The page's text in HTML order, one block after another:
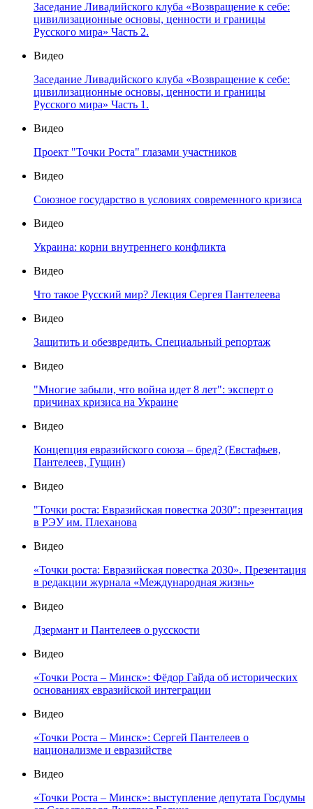
Заседание Ливадийского клуба «Возвращение к себе:
цивилизационные основы, ценности и границы
Русского мира» Часть 2.
Видео
Заседание Ливадийского клуба «Возвращение к себе:
цивилизационные основы, ценности и границы
Русского мира» Часть 1.
Видео
Проект "Точки Роста" глазами участников
Видео
Союзное государство в условиях современного кризиса
Видео
Украина: корни внутреннего конфликта
Видео
Что такое Русский мир? Лекция Сергея Пантелеева
Видео
Защитить и обезвредить. Специальный репортаж
Видео
"Многие забыли, что война идет 8 лет": эксперт о
причинах кризиса на Украине
Видео
Концепция евразийского союза – бред? (Евстафьев,
Пантелеев, Гущин)
Видео
"Точки роста: Евразийская повестка 2030": презентация
в РЭУ им. Плеханова
Видео
«Точки роста: Евразийская повестка 2030». Презентация
в редакции журнала «Международная жизнь»
Видео
Дзермант и Пантелеев о русскости
Видео
«Точки Роста – Минск»: Фёдор Гайда об исторических
основаниях евразийской интеграции
Видео
«Точки Роста – Минск»: Сергей Пантелеев о
национализме и евразийстве
Видео
«Точки Роста – Минск»: выступление депутата Госдумы